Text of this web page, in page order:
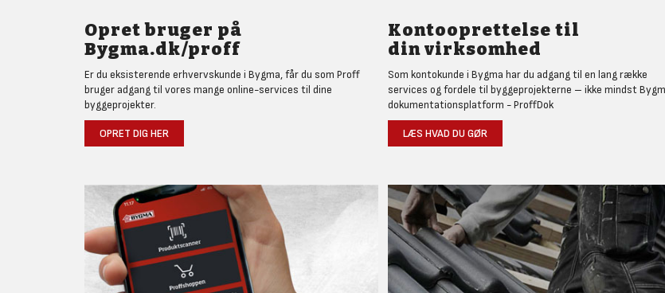
Opret bruger på
Bygma.dk/proff
Er du eksisterende erhvervskunde i Bygma, får du som Proff
bruger adgang til vores mange online-services til dine
byggeprojekter.
OPRET DIG HER
Kontooprettelse til
din virksomhed
Som kontokunde i Bygma har du adgang til en lang række
services og fordele til byggeprojekterne – ikke mindst
dokumentationsplatform - ProffDok
LÆS HVAD DU GØR